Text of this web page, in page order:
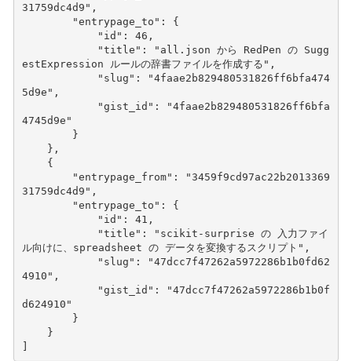
31759dc4d9" ,
"entrypage_to" :
{
"id" : 46 ,
"title" :
"all.json から RedPen の Sugg
estExpression ルールの辞書ファイルを作成する" ,
"slug" :
"4faae2b829480531826ff6bfa474
5d9e" ,
"gist_id" :
"4faae2b829480531826ff6bfa
4745d9e"
}
},
{
"entrypage_from" :
"3459f9cd97ac22b2013369
31759dc4d9" ,
"entrypage_to" :
{
"id" : 41 ,
"title" :
"scikit-surprise の 入力ファイ
ル向けに、spreadsheet の データを変換するスクリプト" ,
"slug" :
"47dcc7f47262a5972286b1b0fd62
4910" ,
"gist_id" :
"47dcc7f47262a5972286b1b0f
d624910"
}
}
]